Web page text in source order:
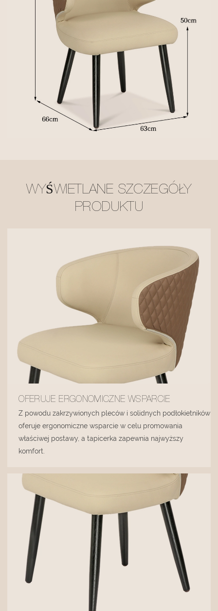
WYŚWIETLANE SZCZEGÓŁY
PRODUKTU
OFERUJE ERGONOMICZNE WSPARCIE
Z powodu zakrzywionych pleców i solidnych podłokietników
oferuje ergonomiczne wsparcie w celu promowania
właściwej postawy, a tapicerka zapewnia najwyższy
komfort.